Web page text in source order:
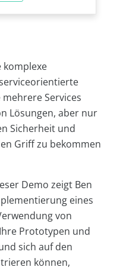
komplexe
Services
Lösungen, aber nur
Sicherheit und
Griff zu bekommen
Demo zeigt Ben
eines
von
Prototypen und
sich auf den
können,